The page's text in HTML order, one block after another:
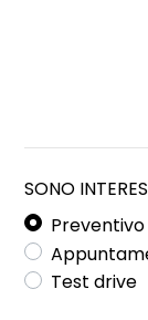
SONO
Preventivo
Test drive